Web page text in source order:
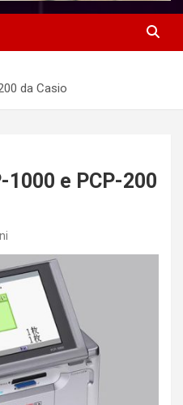
da Casio
1000 e PCP-200